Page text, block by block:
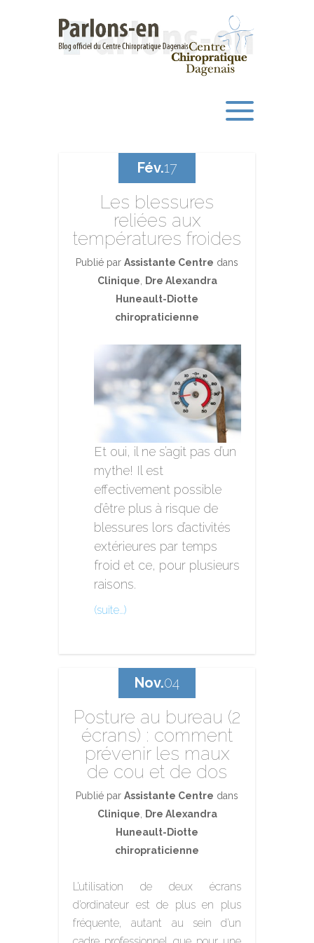
Les blessures
reliées aux
températures froides
Publié par Assistante Centre dans
Clinique
Dre Alexandra
Huneault-Diotte
chiropraticienne
Et oui, il ne s’agit pas d’un
mythe! Il est
effectivement possible
d’être plus à risque de
blessures lors d’activités
extérieures par temps
froid et ce, pour plusieurs
raisons.
(suite…)
Fév.17
Posture au bureau (2
écrans) : comment
prévenir les maux
de cou et de dos
Publié par Assistante Centre dans
Clinique
Dre Alexandra
Huneault-Diotte
chiropraticienne
L’utilisation de deux écrans
d’ordinateur est de plus en plus
fréquente, autant au sein d’un
Nov.04